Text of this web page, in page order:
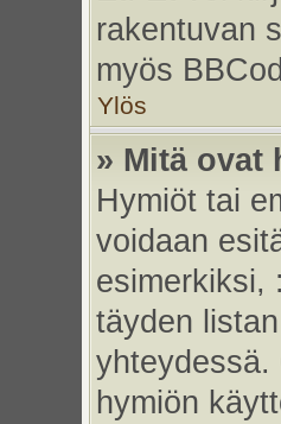
rakentuvan
myös
Ylös
» Mitä ovat
Hymiöt tai
voidaan
esimerkiksi,
täyden
yhteydessä.
hymiön